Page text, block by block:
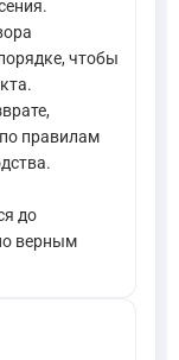
чтобы
по правилам
до
верным